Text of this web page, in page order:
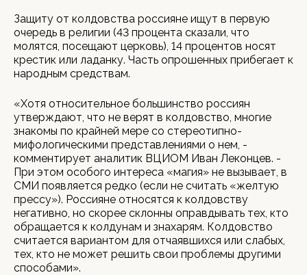
Защиту от колдовства россияне ищут в первую
очередь в религии (43 процента сказали, что
молятся, посещают церковь), 14 процентов носят
крестик или ладанку. Часть опрошенных прибегает к
народным средствам.
«Хотя относительное большинство россиян
утверждают, что не верят в колдовство, многие
знакомы по крайней мере со стереотипно-
мифологическими представлениями о нем, -
комментирует аналитик ВЦИОМ Иван Леконцев. -
При этом особого интереса «магия» не вызывает, в
СМИ появляется редко (если не считать «желтую
прессу»). Россияне относятся к колдовству
негативно, но скорее склонны оправдывать тех, кто
обращается к колдунам и знахарям. Колдовство
считается вариантом для отчаявшихся или слабых,
тех, кто не может решить свои проблемы другими
способами».